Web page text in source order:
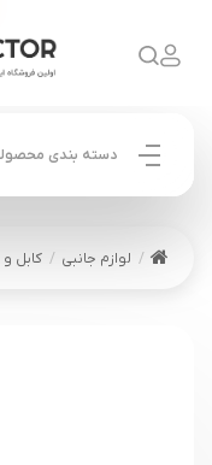
دسته بندی
لوازم جانبی کابل